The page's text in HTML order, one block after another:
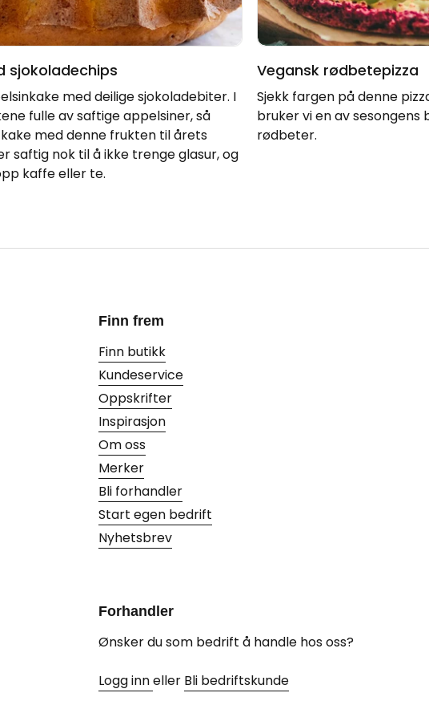
sjokoladechips
med deilige sjokoladebiter. I
fulle av saftige appelsiner, så
med denne frukten til årets
saftig nok til å ikke trenge glasur, og
kaffe eller te.
Vegansk rødbetepizza
Sjekk fargen på denne
bruker vi en av
rødbeter.
Finn frem
Finn butikk
Kundeservice
Oppskrifter
Inspirasjon
Om oss
Merker
Bli forhandler
Start egen bedrift
Nyhetsbrev
Forhandler
Ønsker du som bedrift å handle hos oss?
Logg inneller Bli bedriftskunde